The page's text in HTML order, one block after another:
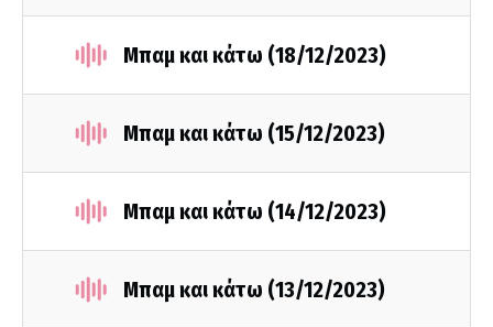
Μπαμ και κάτω (18/12/2023)
Μπαμ και κάτω (15/12/2023)
Μπαμ και κάτω (14/12/2023)
Μπαμ και κάτω (13/12/2023)